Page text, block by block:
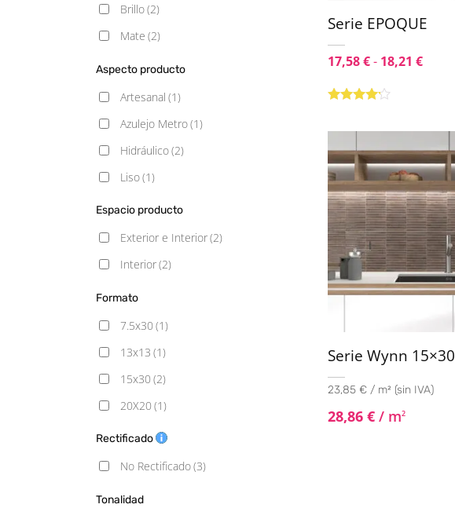
Brillo(2)
Mate (2)
Aspecto producto
Artesanal (1)
Azulejo Metro(1)
Hidráulico(2)
Liso(1)
Monocolor
Piedra
Espacio producto
Exterior e Interior(2)
Interior(2)
Formato
7.5x30 (1)
13x13 (1)
15x30 (2)
20X20 (1)
Rectificado
No Rectificado(3)
Tonalidad
Serie EPOQUE
17,58€- 18,21 €
Serie Wynn 15×30
23,85 € / m² (sin IVA)
28,86 € / m2